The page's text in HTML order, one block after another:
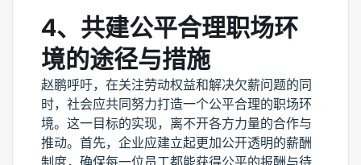
4、共建公平合理职场环
境的途径与措施
赵鹏呼吁，在关注劳动权益和解决欠薪问题的同
时，社会应共同努力打造一个公平合理的职场环
境。这一目标的实现，离不开各方力量的合作与
推动。首先，企业应建立起更加公开透明的薪酬